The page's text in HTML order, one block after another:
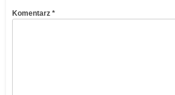
Komentarz *